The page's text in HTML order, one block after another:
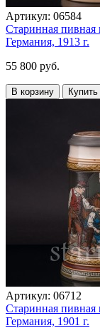
Артикул: 06584
Старинная
Германия, 1913 г.
55 800 руб.
В корзину
Артикул: 06712
Старинная
Германия, 1901 г.